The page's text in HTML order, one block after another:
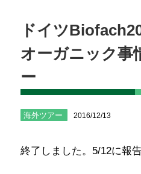
ドイツ
オーガニック事
ー
海外ツアー 2016/12/13
終了しました。5/12に報